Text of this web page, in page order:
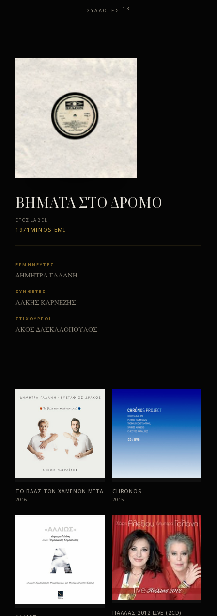
ΣΥΛΛΟΓΕΣ 13
ΒΗΜΑΤΑ ΣΤΟ ΔΡΟΜΟ
ΈΤΟΣ
1971
LABEL
MINOS EMI
ΕΡΜΗΝΕΥΤΕΣ
ΔΗΜΗΤΡΑ ΓΑΛΑΝΗ
ΣΥΝΘΕΤΕΣ
ΛΑΚΗΣ ΚΑΡΝΕΖΗΣ
ΣΤΙΧΟΥΡΓΟΙ
ΑΚΟΣ ΔΑΣΚΑΛΟΠΟΥΛΟΣ
ΤΟ ΒΑΛΣ ΤΩΝ ΧΑΜΕΝΩΝ ΜΕΤΑ
2016
CHRONOS
2015
ΠΑΛΛΑΣ 2012 LIVE (2CD)